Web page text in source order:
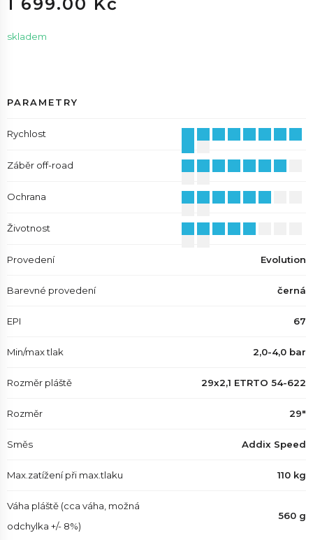
skladem
PARAMETRY
Rychlost
Záběr off-road
Ochrana
Životnost
Provedení Evolution
Barevné provedení černá
EPI 67
Min/max tlak 2,0-4,0 bar
Rozměr pláště 29x2,1 ETRTO 54-622
Rozměr 29"
Směs Addix Speed
Max.zatížení při max.tlaku 110 kg
Váha pláště (cca váha, možná
odchylka +/- 8%)
560 g